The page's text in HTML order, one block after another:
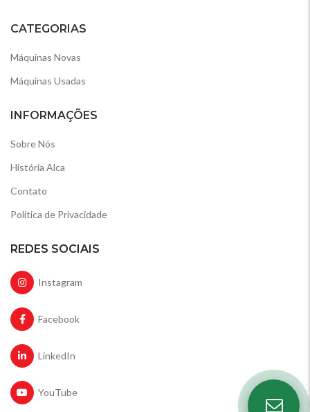
CATEGORIAS
Máquinas Novas
Máquinas Usadas
INFORMAÇÕES
Sobre Nós
História Alca
Contato
Política de Privacidade
REDES SOCIAIS
Instagram
Facebook
LinkedIn
YouTube